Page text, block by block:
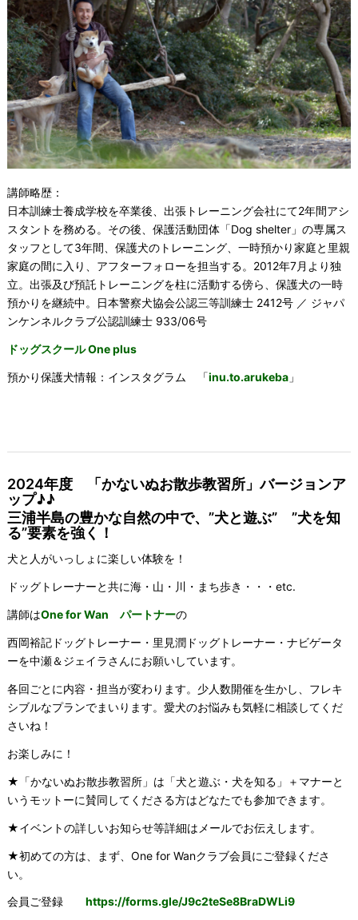
講師略歴：
日本訓練士養成学校を卒業後、出張トレーニング会社にて2年間アシ
スタントを務める。その後、保護活動団体「Dog shelter」の専属ス
タッフとして3年間、保護犬のトレーニング、一時預かり家庭と里親
家庭の間に入り、アフターフォローを担当する。2012年7月より独
立。出張及び預託トレーニングを柱に活動する傍ら、保護犬の一時
預かりを継続中。日本警察犬協会公認三等訓練士 2412号 ／ ジャパ
ンケンネルクラブ公認訓練士 933/06号
ドッグスクール One plus
預かり保護犬情報：インスタグラム 「inu.to.arukeba」
2024年度 「かないぬお散歩教習所」バージョンア
ップ♪♪
三浦半島の豊かな自然の中で、”犬と遊ぶ” ”犬を知
る”要素を強く！
犬と人がいっしょに楽しい体験を！
ドッグトレーナーと共に海・山・川・まち歩き・・・etc.
講師はOne for Wan パートナーの
西岡裕記ドッグトレーナー・里見潤ドッグトレーナー・ナビゲータ
ーを中瀬＆ジェイラさんにお願いしています。
各回ごとに内容・担当が変わります。少人数開催を生かし、フレキ
シブルなプランでまいります。愛犬のお悩みも気軽に相談してくだ
さいね！
お楽しみに！
★「かないぬお散歩教習所」は「犬と遊ぶ・犬を知る」＋マナーと
いうモットーに賛同してくださる方はどなたでも参加できます。
★イベントの詳しいお知らせ等詳細はメールでお伝えします。
★初めての方は、まず、One for Wanクラブ会員にご登録くださ
い。
会員ご登録 https://forms.gle/J9c2teSe8BraDWLi9